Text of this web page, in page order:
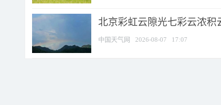
北京彩虹云隙光七彩云浓积
中国天气网 2026-08-07 17:07